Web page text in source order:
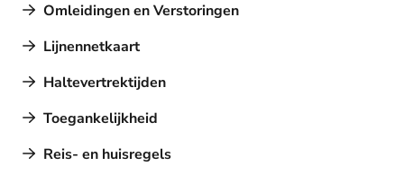
Omleidingen en Verstoringen
Lijnennetkaart
Haltevertrektijden
Toegankelijkheid
Reis- en huisregels